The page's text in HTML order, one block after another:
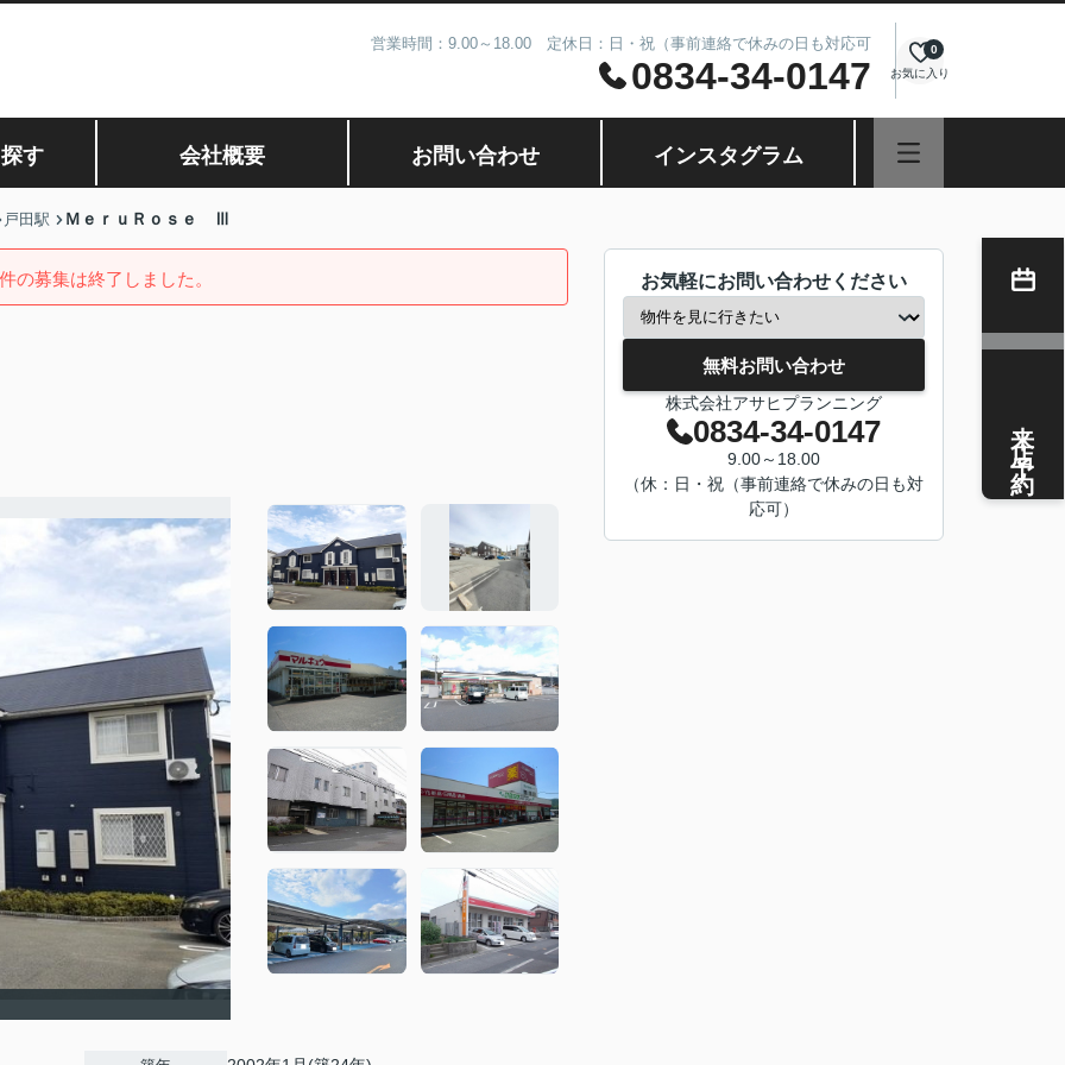
営業時間：9.00～18.00 定休日：日・祝（事前連絡で休みの日も対応可
0834-34-0147 お気に入り
0
す 会社概要 お問い合わせ インスタグラム
戸田駅 ＭｅｒｕＲｏｓｅ Ⅲ
の募集は終了しました。 お気軽にお問い合わせください
無料お問い合わせ
株式会社アサヒプランニング
0834-34-0147
9.00～18.00
（休：日・祝（事前連絡で休みの日も対
応可）
来店予約